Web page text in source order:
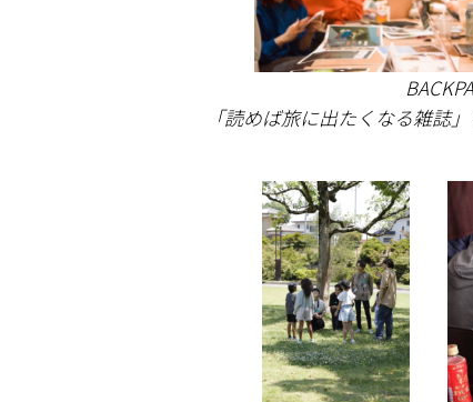
「読めば旅に出たくなる雑誌